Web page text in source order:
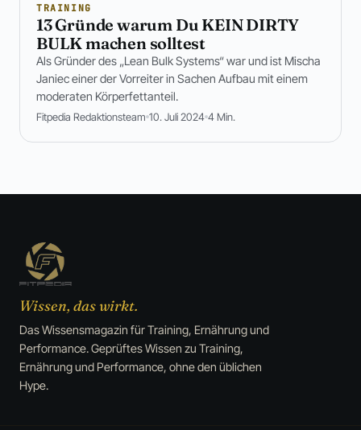
TRAINING
13 Gründe warum Du KEIN DIRTY
BULK machen solltest
Als Gründer des „Lean Bulk Systems“ war und ist Mischa
Janiec einer der Vorreiter in Sachen Aufbau mit einem
moderaten Körperfettanteil.
Fitpedia Redaktionsteam 10. Juli 2024 4 Min.
Wissen, das wirkt.
Das Wissensmagazin für Training, Ernährung und
Performance. Geprüftes Wissen zu Training,
Ernährung und Performance, ohne den üblichen
Hype.